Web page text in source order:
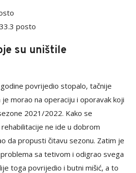
33.3 posto
su uništile
povrijedio stopalo, tačnije
morao na operaciju i oporavak koji
2021/2022. Kako se
ne ide u dobrom
da propusti čitavu sezonu. Zatim je
sa tetivom i odigrao svega
toga povrijedio i butni mišić, a to